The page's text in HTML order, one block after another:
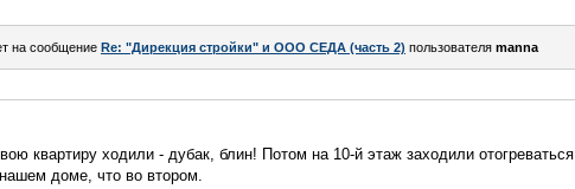
на сообщение Re: "Дирекция стройки" и ООО СЕДА (часть 2) пользователя manna
квартиру ходили - дубак, блин! Потом на 10-й этаж заходили отогреваться
доме, что во втором.